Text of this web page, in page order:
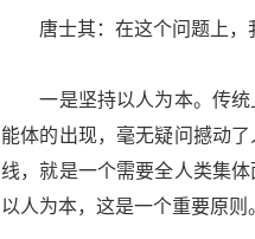
唐士其：在这个问题上，
一是坚持以人为本。传统
能体的出现，毫无疑问撼动
线，就是一个需要全人类集
以人为本，这是一个重要原则